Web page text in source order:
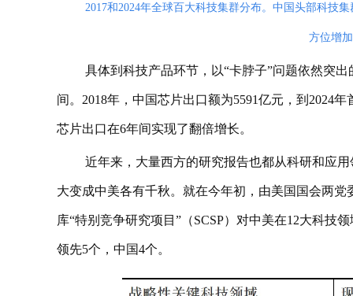
2017和2024年全球百大科技集群分布。中国头部科技
方位增
具体到科技产品环节，以“卡脖子”问题依然突
间。2018年，中国芯片出口额为5591亿元，到2024
芯片出口在6年间实现了翻倍增长。
近年来，大量西方的研究报告也都从科研和应
大变成中美各有千秋。就在今年初，由美国国会两
库“特别竞争研究项目”（SCSP）对中美在12大科技
领先5个，中国4个。